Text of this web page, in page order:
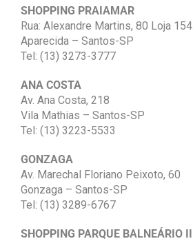
SHOPPING PRAIAMAR
Rua: Alexandre Martins, 80 Loja 154
Aparecida – Santos-SP
Tel: (13) 3273-3777
ANA COSTA
Av. Ana Costa, 218
Vila Mathias – Santos-SP
Tel: (13) 3223-5533
GONZAGA
Av. Marechal Floriano Peixoto, 60
Gonzaga – Santos-SP
Tel: (13) 3289-6767
SHOPPING PARQUE BALNEÁRIO II